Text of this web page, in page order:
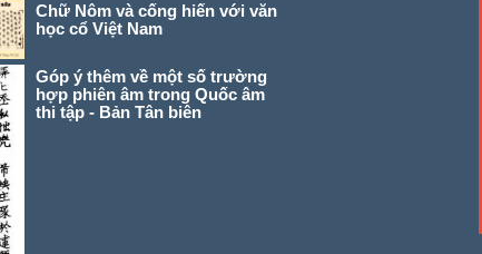
Chữ Nôm và cống hiến với văn
học cổ Việt Nam
Góp ý thêm về một số trường
hợp phiên âm trong Quốc âm
thi tập - Bản Tân biên